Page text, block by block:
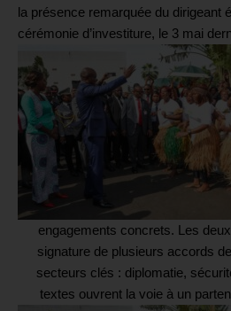
la présence remarquée du dirigeant
cérémonie d’investiture, le 3 mai
engagements concrets. Les
signature de plusieurs accords
secteurs clés : diplomatie,
textes ouvrent la voie à un